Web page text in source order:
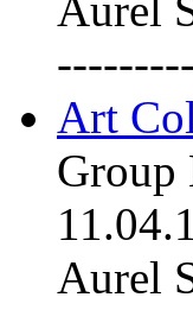
Art
Group
Aurel